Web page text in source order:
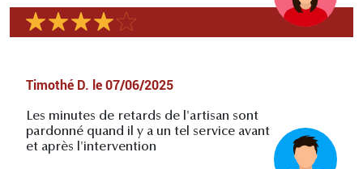
Timothé D. le 07/06/2025
Les minutes de retards de l'artisan sont
pardonné quand il y a un tel service avant
et après l'intervention